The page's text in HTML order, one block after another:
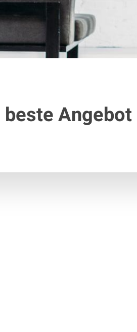
beste Angebot